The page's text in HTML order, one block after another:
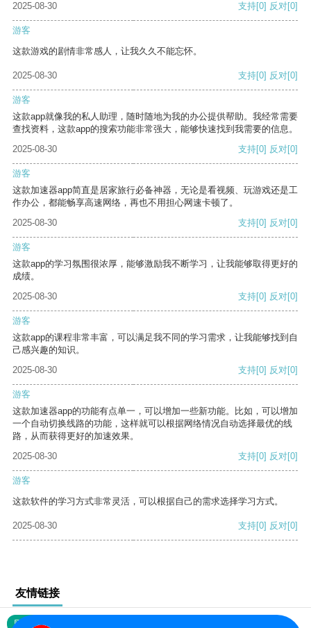
2025-08-30
支持[0] 反对[0]
游客
这款游戏的剧情非常感人，让我久久不能忘怀。
2025-08-30 支持[0] 反对[0]
游客
这款app就像我的私人助理，随时随地为我的办公提供帮助。我经常需要
查找资料，这款app的搜索功能非常强大，能够快速找到我需要的信息。
2025-08-30
支持[0] 反对[0]
游客
这款加速器app简直是居家旅行必备神器，无论是看视频、玩游戏还是工
作办公，都能畅享高速网络，再也不用担心网速卡顿了。
2025-08-30
支持[0] 反对[0]
游客
这款app的学习氛围很浓厚，能够激励我不断学习，让我能够取得更好的
成绩。
2025-08-30
支持[0] 反对[0]
游客
这款app的课程非常丰富，可以满足我不同的学习需求，让我能够找到自
己感兴趣的知识。
2025-08-30
支持[0] 反对[0]
游客
这款加速器app的功能有点单一，可以增加一些新功能。比如，可以增加
一个自动切换线路的功能，这样就可以根据网络情况自动选择最优的线
路，从而获得更好的加速效果。
2025-08-30
支持[0] 反对[0]
游客
这款软件的学习方式非常灵活，可以根据自己的需求选择学习方式。
2025-08-30 支持[0] 反对[0]
友情链接
网站地图